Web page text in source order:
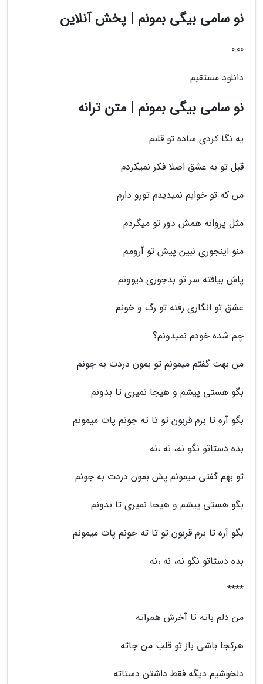
نو سامی بیگی بمونم | پخش آنلاین
0:00
دانلود مستقیم
نو سامی بیگی بمونم | متن ترانه
یه نگا کردی ساده تو قلبم
قبل تو به عشق اصلا فکر نمیکردم
من که تو خوابم نمیدیدم تورو دارم
مثل پروانه همش دور تو میگردم
منو اینجوری نبین پیش تو آرومم
پاش بیافته سر تو بدجوری دیوونم
عشق تو انگاری رفته تو رگ و خونم
چم شده خودم نمیدونم؟
من بهت گفتم میمونم تو بمون دردت به جونم
بگو هستی پیشم و هیجا نمیری تا بدونم
بگو آره تا برم قربون تو تا ته جونم پات میمونم
بده دستاتو نگو نه، نه ،نه
تو بهم گفتی میمونم پش بمون دردت به جونم
بگو هستی پیشم و هیجا نمیری تا بدونم
بگو آره تا برم قربون تو تا ته جونم پات میمونم
بده دستاتو نگو نه، نه ،نه
****
من دلم باته تا آخرش همراته
هرکجا باشی باز تو قلب من جاته
دلخوشیم دیگه فقط داشتن دستاته